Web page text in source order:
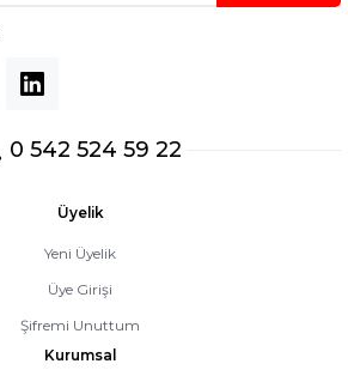
0 542 524 59 22
Üyelik
Yeni Üyelik
Üye Girişi
Şifremi Unuttum
Kurumsal